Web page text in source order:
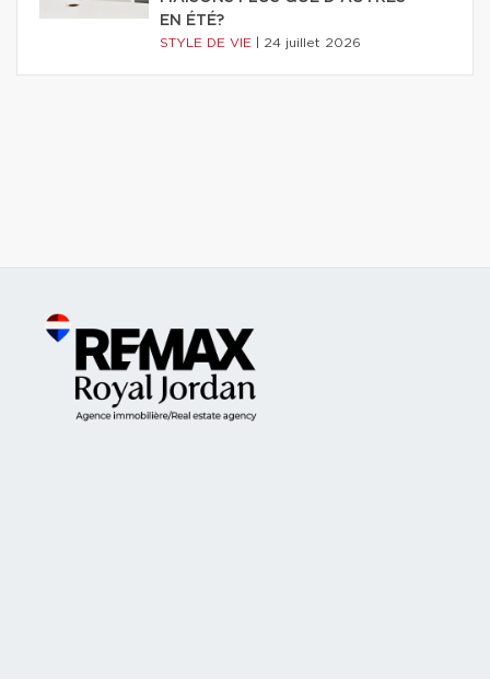
EN ÉTÉ?
STYLE DE VIE 24 juillet 2026